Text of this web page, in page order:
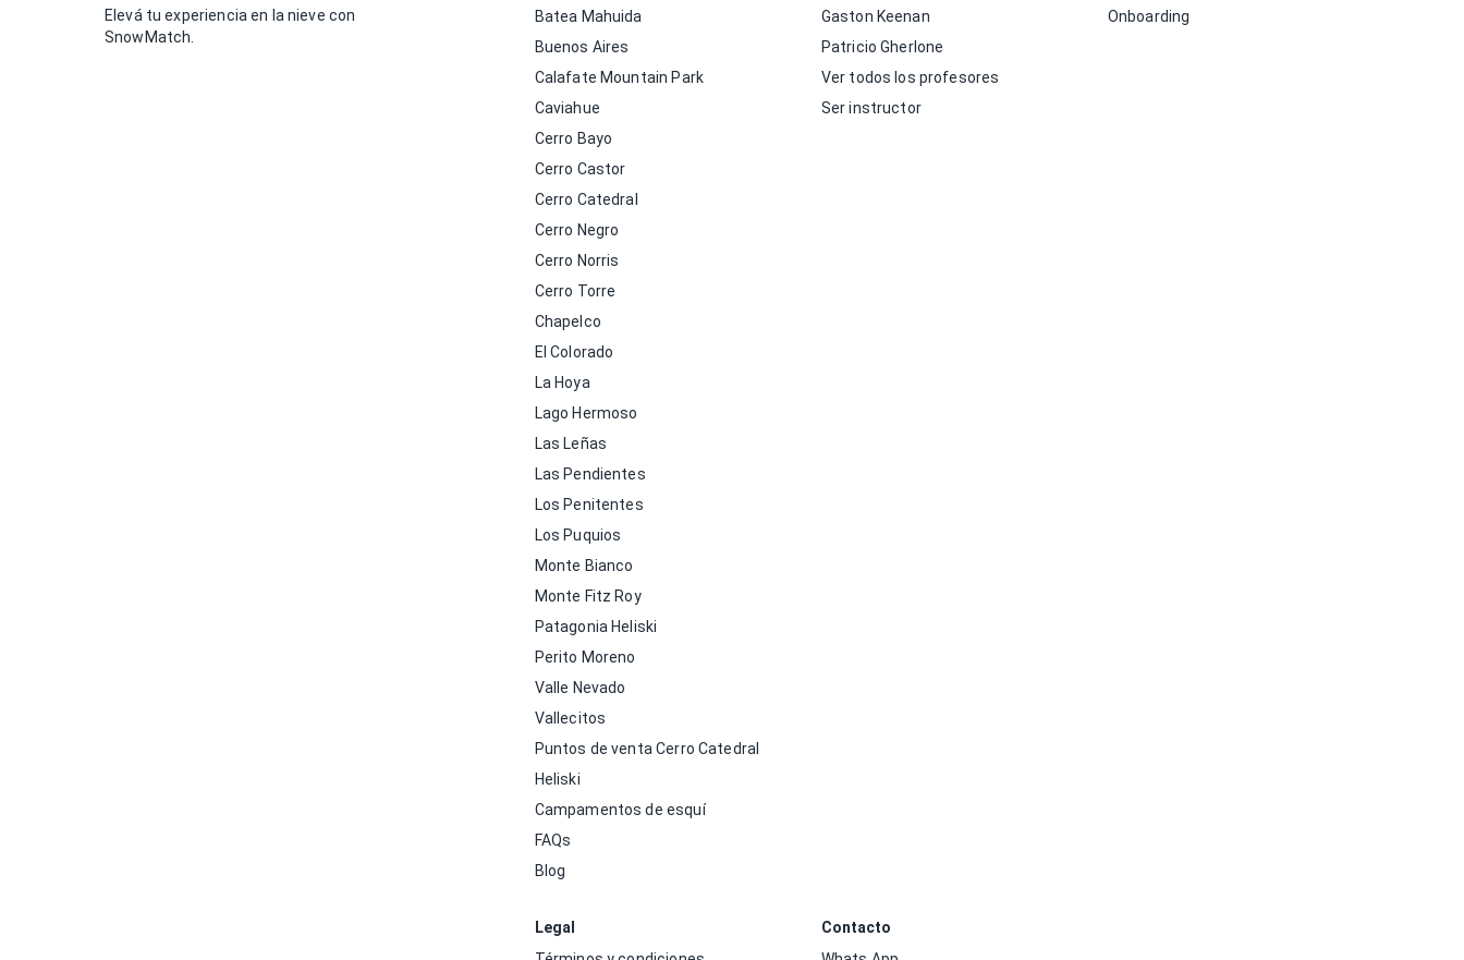
Elevá tu experiencia en la nieve con
SnowMatch.
Batea Mahuida
Buenos Aires
Calafate Mountain Park
Caviahue
Cerro Bayo
Cerro Castor
Cerro Catedral
Cerro Negro
Cerro Norris
Cerro Torre
Chapelco
El Colorado
La Hoya
Lago Hermoso
Las Leñas
Las Pendientes
Los Penitentes
Los Puquios
Monte Bianco
Monte Fitz Roy
Patagonia Heliski
Perito Moreno
Valle Nevado
Vallecitos
Puntos de venta Cerro Catedral
Heliski
Campamentos de esquí
FAQs
Blog
Gaston Keenan
Patricio Gherlone
Ver todos los profesores
Ser instructor
Onboarding
Legal
Contacto